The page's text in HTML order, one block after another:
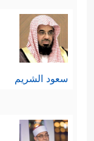
سعود الشريم